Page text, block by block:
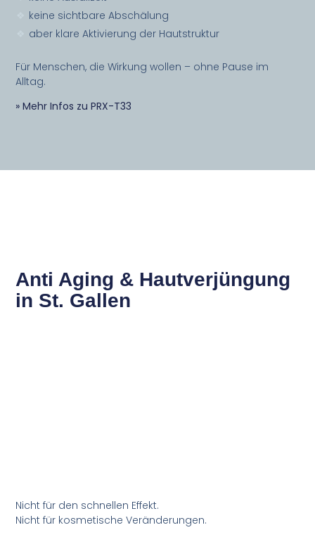
keine sichtbare Abschälung
aber klare Aktivierung der Hautstruktur
Für Menschen, die Wirkung wollen – ohne Pause im
Alltag.
» Mehr Infos zu PRX-T33
Anti Aging & Hautverjüngung
in St. Gallen
Nicht für den schnellen Effekt.
Nicht für kosmetische Veränderungen.